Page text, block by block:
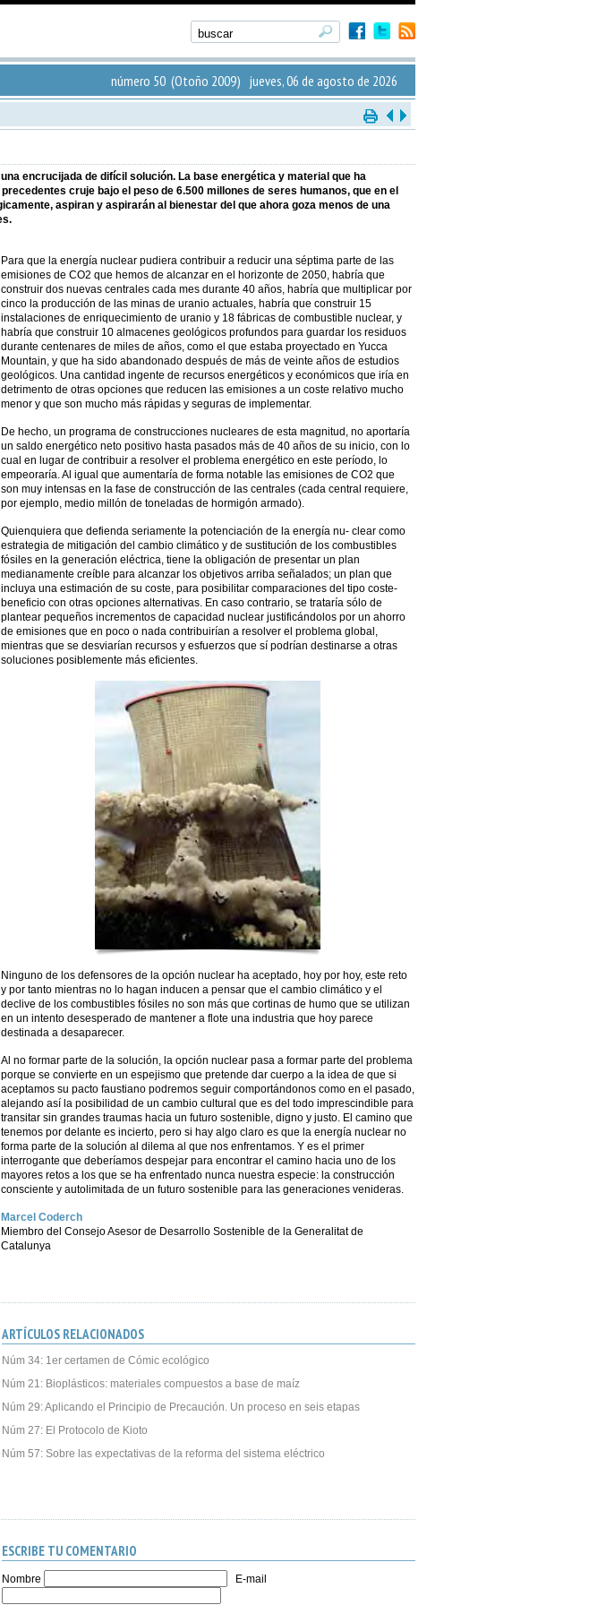
número 50 (Otoño 2009) jueves, 06 de agosto de 2026
encrucijada de difícil solución. La base energética y material que ha
cruje bajo el peso de 6.500 millones de seres humanos, que en el
aspiran y aspirarán al bienestar del que ahora goza menos de una
Para que la energía nuclear pudiera contribuir a reducir una séptima parte de las
emisiones de CO2 que hemos de alcanzar en el horizonte de 2050, habría que
construir dos nuevas centrales cada mes durante 40 años, habría que multiplicar por
cinco la producción de las minas de uranio actuales, habría que construir 15
instalaciones de enriquecimiento de uranio y 18 fábricas de combustible nuclear, y
habría que construir 10 almacenes geológicos profundos para guardar los residuos
durante centenares de miles de años, como el que estaba proyectado en Yucca
Mountain, y que ha sido abandonado después de más de veinte años de estudios
geológicos. Una cantidad ingente de recursos energéticos y económicos que iría en
detrimento de otras opciones que reducen las emisiones a un coste relativo mucho
menor y que son mucho más rápidas y seguras de implementar.
De hecho, un programa de construcciones nucleares de esta magnitud, no aportaría
un saldo energético neto positivo hasta pasados más de 40 años de su inicio, con lo
cual en lugar de contribuir a resolver el problema energético en este período, lo
empeoraría. Al igual que aumentaría de forma notable las emisiones de CO2 que
son muy intensas en la fase de construcción de las centrales (cada central requiere,
por ejemplo, medio millón de toneladas de hormigón armado).
Quienquiera que defienda seriamente la potenciación de la energía nu- clear como
estrategia de mitigación del cambio climático y de sustitución de los combustibles
fósiles en la generación eléctrica, tiene la obligación de presentar un plan
medianamente creíble para alcanzar los objetivos arriba señalados; un plan que
incluya una estimación de su coste, para posibilitar comparaciones del tipo coste-
beneficio con otras opciones alternativas. En caso contrario, se trataría sólo de
plantear pequeños incrementos de capacidad nuclear justificándolos por un ahorro
de emisiones que en poco o nada contribuirían a resolver el problema global,
mientras que se desviarían recursos y esfuerzos que sí podrían destinarse a otras
soluciones posiblemente más eficientes.
Ninguno de los defensores de la opción nuclear ha aceptado, hoy por hoy, este reto
y por tanto mientras no lo hagan inducen a pensar que el cambio climático y el
declive de los combustibles fósiles no son más que cortinas de humo que se utilizan
en un intento desesperado de mantener a flote una industria que hoy parece
destinada a desaparecer.
Al no formar parte de la solución, la opción nuclear pasa a formar parte del problema
porque se convierte en un espejismo que pretende dar cuerpo a la idea de que si
aceptamos su pacto faustiano podremos seguir comportándonos como en el pasado,
alejando así la posibilidad de un cambio cultural que es del todo imprescindible para
transitar sin grandes traumas hacia un futuro sostenible, digno y justo. El camino que
tenemos por delante es incierto, pero si hay algo claro es que la energía nuclear no
forma parte de la solución al dilema al que nos enfrentamos. Y es el primer
interrogante que deberíamos despejar para encontrar el camino hacia uno de los
mayores retos a los que se ha enfrentado nunca nuestra especie: la construcción
consciente y autolimitada de un futuro sostenible para las generaciones venideras.
Marcel Coderch
Miembro del Consejo Asesor de Desarrollo Sostenible de la Generalitat de
Catalunya
ARTÍCULOS RELACIONADOS
Núm 34: 1er certamen de Cómic ecológico
Núm 21: Bioplásticos: materiales compuestos a base de maíz
Núm 29: Aplicando el Principio de Precaución. Un proceso en seis etapas
Núm 27: El Protocolo de Kioto
Núm 57: Sobre las expectativas de la reforma del sistema eléctrico
ESCRIBE TU COMENTARIO
Nombre E-mail